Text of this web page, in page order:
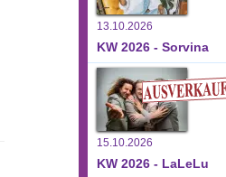
13.10.2026
KW 2026 - Sorvina
15.10.2026
KW 2026 - LaLeLu